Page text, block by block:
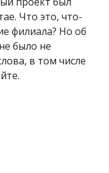
Что это, что-
филиала? Но об
было не
в том числе